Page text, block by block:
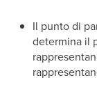
Il punto di
determina il